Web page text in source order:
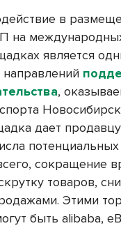
в
на
является
,
дает
потенциальных
сокращение
товаров,
Этими
быть alibaba,